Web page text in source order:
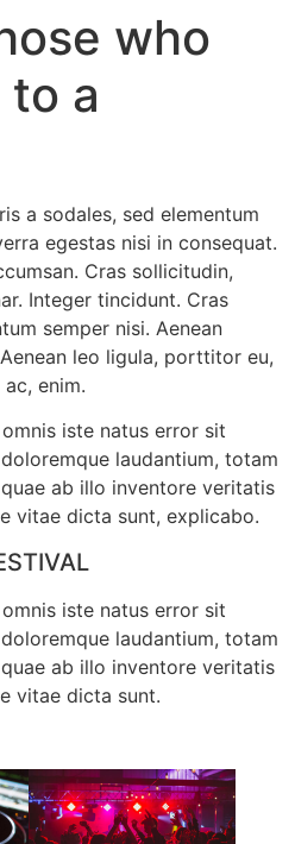
who
a
a sodales, sed elementum
egestas nisi in consequat.
Cras sollicitudin,
Integer tincidunt. Cras
semper nisi. Aenean
leo ligula, porttitor eu,
enim.
iste natus error sit
laudantium, totam
ab illo inventore veritatis
vitae dicta sunt, explicabo.
iste natus error sit
laudantium, totam
ab illo inventore veritatis
vitae dicta sunt.